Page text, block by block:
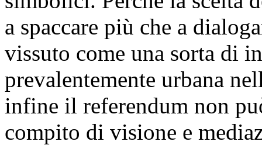
a spaccare più che a
vissuto come una sorta di
prevalentemente urbana
infine il referendum non
compito di visione e